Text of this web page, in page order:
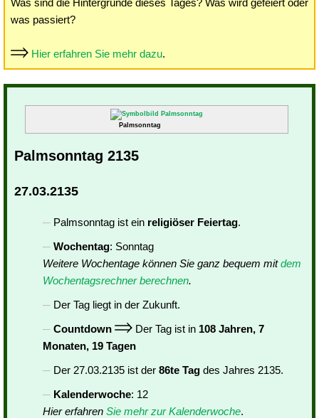
Was sind die Hintergründe dieses Tages? Was wird gefeiert oder
was passiert?
Hier erfahren Sie mehr dazu.
Palmsonntag
Palmsonntag 2135
27.03.2135
Palmsonntag ist ein religiöser Feiertag.
Wochentag: Sonntag
Weitere Wochentage können Sie ganz bequem mitdem
Wochentagsrechner berechnen.
Der Tag liegt in der Zukunft.
Countdown
Der Tag ist in 108 Jahren, 7
Monaten, 19 Tagen
Der 27.03.2135 ist der 86te Tag des Jahres 2135.
Kalenderwoche: 12
Hier erfahren Sie mehr zur Kalenderwoche.